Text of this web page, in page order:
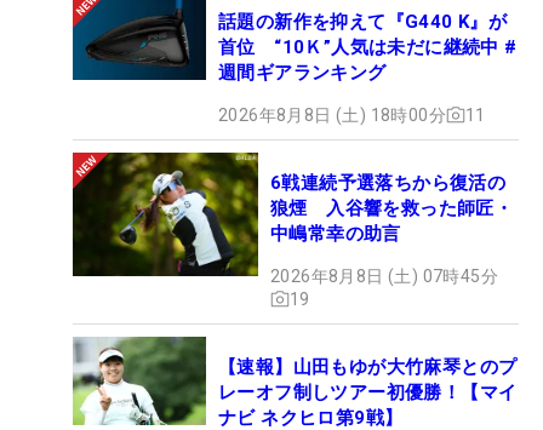
話題の新作を抑えて『G440 K』が
首位 “10Ｋ”人気は未だに継続中 #
週間ギアランキング
2026年8月8日 (土) 18時00分 11
6戦連続予選落ちから復活の
狼煙 入谷響を救った師匠・
中嶋常幸の助言
2026年8月8日 (土) 07時45分
19
【速報】山田もゆが大竹麻琴とのプ
レーオフ制しツアー初優勝！【マイ
ナビ ネクヒロ第9戦】